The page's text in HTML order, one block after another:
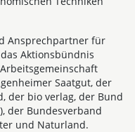
Ansprechpartner für
Aktionsbündnis
Saatgut, der
der bio verlag, der Bund
der Bundesverband
und Naturland.